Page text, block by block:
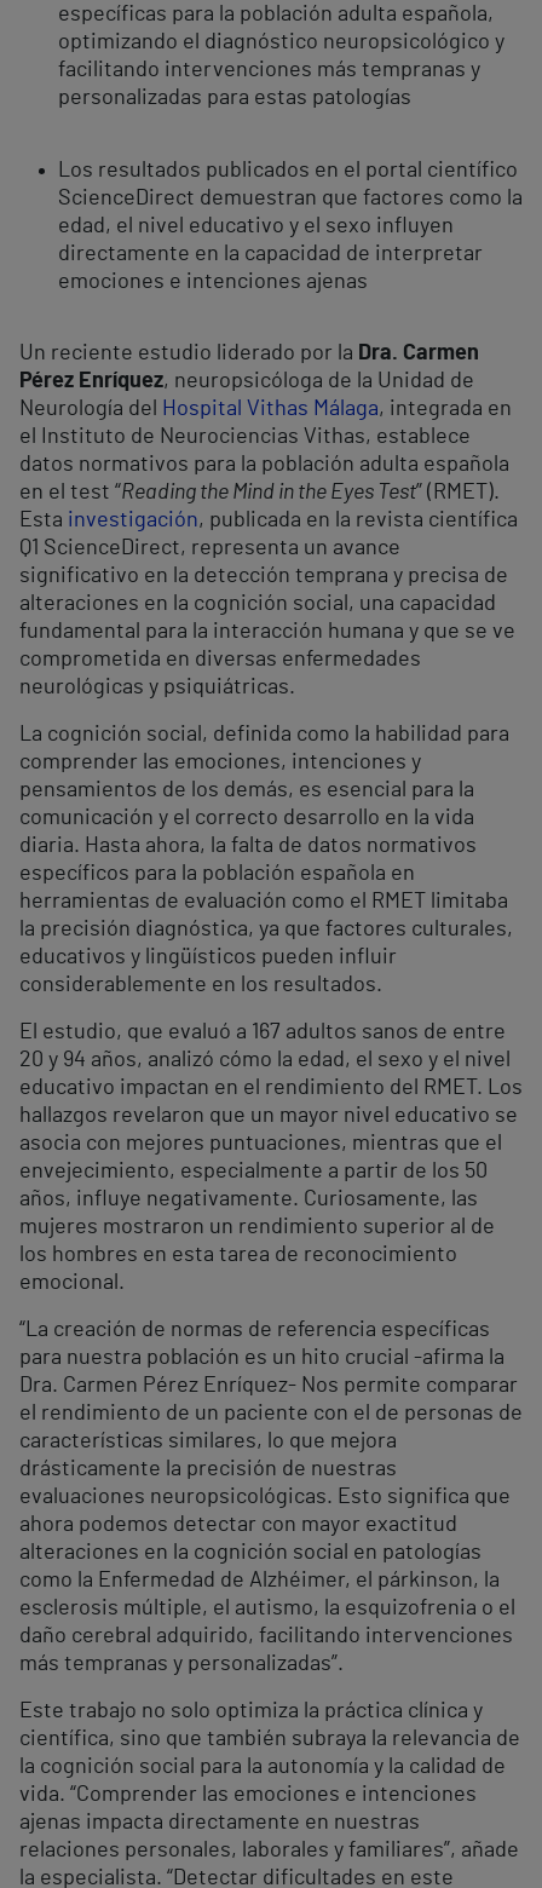
específicas para la población adulta española,
optimizando el diagnóstico neuropsicológico y
facilitando intervenciones más tempranas y
personalizadas para estas patologías
Los resultados publicados en el portal científico
ScienceDirect demuestran que factores como la
edad, el nivel educativo y el sexo influyen
directamente en la capacidad de interpretar
emociones e intenciones ajenas
Un reciente estudio liderado por la Dra. Carmen
Pérez Enríquez, neuropsicóloga de la Unidad de
Neurología del
Hospital Vithas Málaga, integrada en
el Instituto de Neurociencias Vithas, establece
datos normativos para la población adulta española
en el test “Reading the Mind in the Eyes Test” (RMET).
Esta investigación, publicada en la revista científica
Q1 ScienceDirect, representa un avance
significativo en la detección temprana y precisa de
alteraciones en la cognición social, una capacidad
fundamental para la interacción humana y que se ve
comprometida en diversas enfermedades
neurológicas y psiquiátricas.
La cognición social, definida como la habilidad para
comprender las emociones, intenciones y
pensamientos de los demás, es esencial para la
comunicación y el correcto desarrollo en la vida
diaria. Hasta ahora, la falta de datos normativos
específicos para la población española en
herramientas de evaluación como el RMET limitaba
la precisión diagnóstica, ya que factores culturales,
educativos y lingüísticos pueden influir
considerablemente en los resultados.
El estudio, que evaluó a 167 adultos sanos de entre
20 y 94 años, analizó cómo la edad, el sexo y el nivel
educativo impactan en el rendimiento del RMET. Los
hallazgos revelaron que un mayor nivel educativo se
asocia con mejores puntuaciones, mientras que el
envejecimiento, especialmente a partir de los 50
años, influye negativamente. Curiosamente, las
mujeres mostraron un rendimiento superior al de
los hombres en esta tarea de reconocimiento
emocional.
“La creación de normas de referencia específicas
para nuestra población es un hito crucial -afirma la
Dra. Carmen Pérez Enríquez- Nos permite comparar
el rendimiento de un paciente con el de personas de
características similares, lo que mejora
drásticamente la precisión de nuestras
evaluaciones neuropsicológicas. Esto significa que
ahora podemos detectar con mayor exactitud
alteraciones en la cognición social en patologías
como la Enfermedad de Alzhéimer, el párkinson, la
esclerosis múltiple, el autismo, la esquizofrenia o el
daño cerebral adquirido, facilitando intervenciones
más tempranas y personalizadas”.
Este trabajo no solo optimiza la práctica clínica y
científica, sino que también subraya la relevancia de
la cognición social para la autonomía y la calidad de
vida. “Comprender las emociones e intenciones
ajenas impacta directamente en nuestras
relaciones personales, laborales y familiares”, añade
la especialista. “Detectar dificultades en este